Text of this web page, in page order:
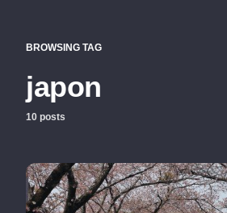
BROWSING TAG
japon
10 posts